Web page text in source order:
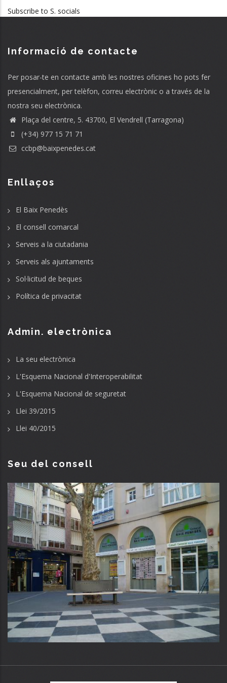
Subscribe to S. socials
Informació de contacte
Per posar-te en contacte amb les nostres oficines ho pots fer
presencialment, per telèfon, correu electrònic o a través de la
nostra seu electrònica.
Plaça del centre, 5. 43700, El Vendrell (Tarragona)
(+34) 977 15 71 71
ccbp@baixpenedes.cat
Enllaços
El Baix Penedès
El consell comarcal
Serveis a la ciutadania
Serveis als ajuntaments
Sol·licitud de beques
Política de privacitat
Admin. electrònica
La seu electrònica
L'Esquema Nacional d'Interoperabilitat
L'Esquema Nacional de seguretat
Llei 39/2015
Llei 40/2015
Seu del consell